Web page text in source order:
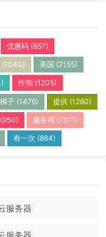
优惠码(857)
(1040) 美国 (2155)
性能(1205)
梯子(1476) 提供 (1280)
服务商(1311)
有一次 (884)
服务器
服务器